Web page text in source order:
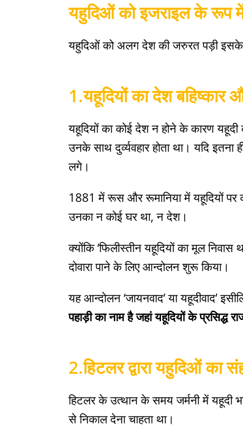
यहुदिओं को इजराइल के रूप
यहुदिओं को अलग देश की जरुरत पड़ी
1.यहूदियों का देश बहिष्कार
यहूदियों का कोई देश न होने के कारण
उनके साथ दुर्व्यवहार होता था। यदि
लगे।
1881 में रूस और रूमानिया में यहूदियों
उनका न कोई घर था, न देश।
क्योंकि ‘फिलीस्तीन यहूदियों का मूल
दोवारा पाने के लिए आन्दोलन शुरू किया।
यह आन्दोलन ‘जायनवाद’ या यहूदीवाद’
पहाड़ी का नाम है जहां यहूदियों के प्रसिद्ध
2.हिटलर द्वारा यहुदिओं का
हिटलर के उत्थान के समय जर्मनी में यहूदी
से निकाल देना चाहता था।